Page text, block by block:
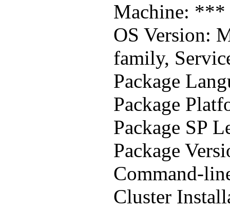
Machine: ***
OS Version:
family,
Package
Package
Package SP
Package
Command-
Cluster